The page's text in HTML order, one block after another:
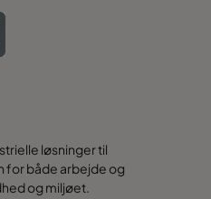
løsninger til
for både arbejde og
og miljøet.